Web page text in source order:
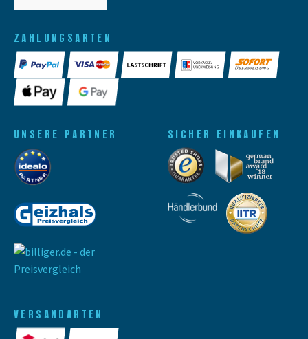
ZAHLUNGSARTEN
VERSANDARTEN
UNSERE PARTNER SICHER EINKAUFEN